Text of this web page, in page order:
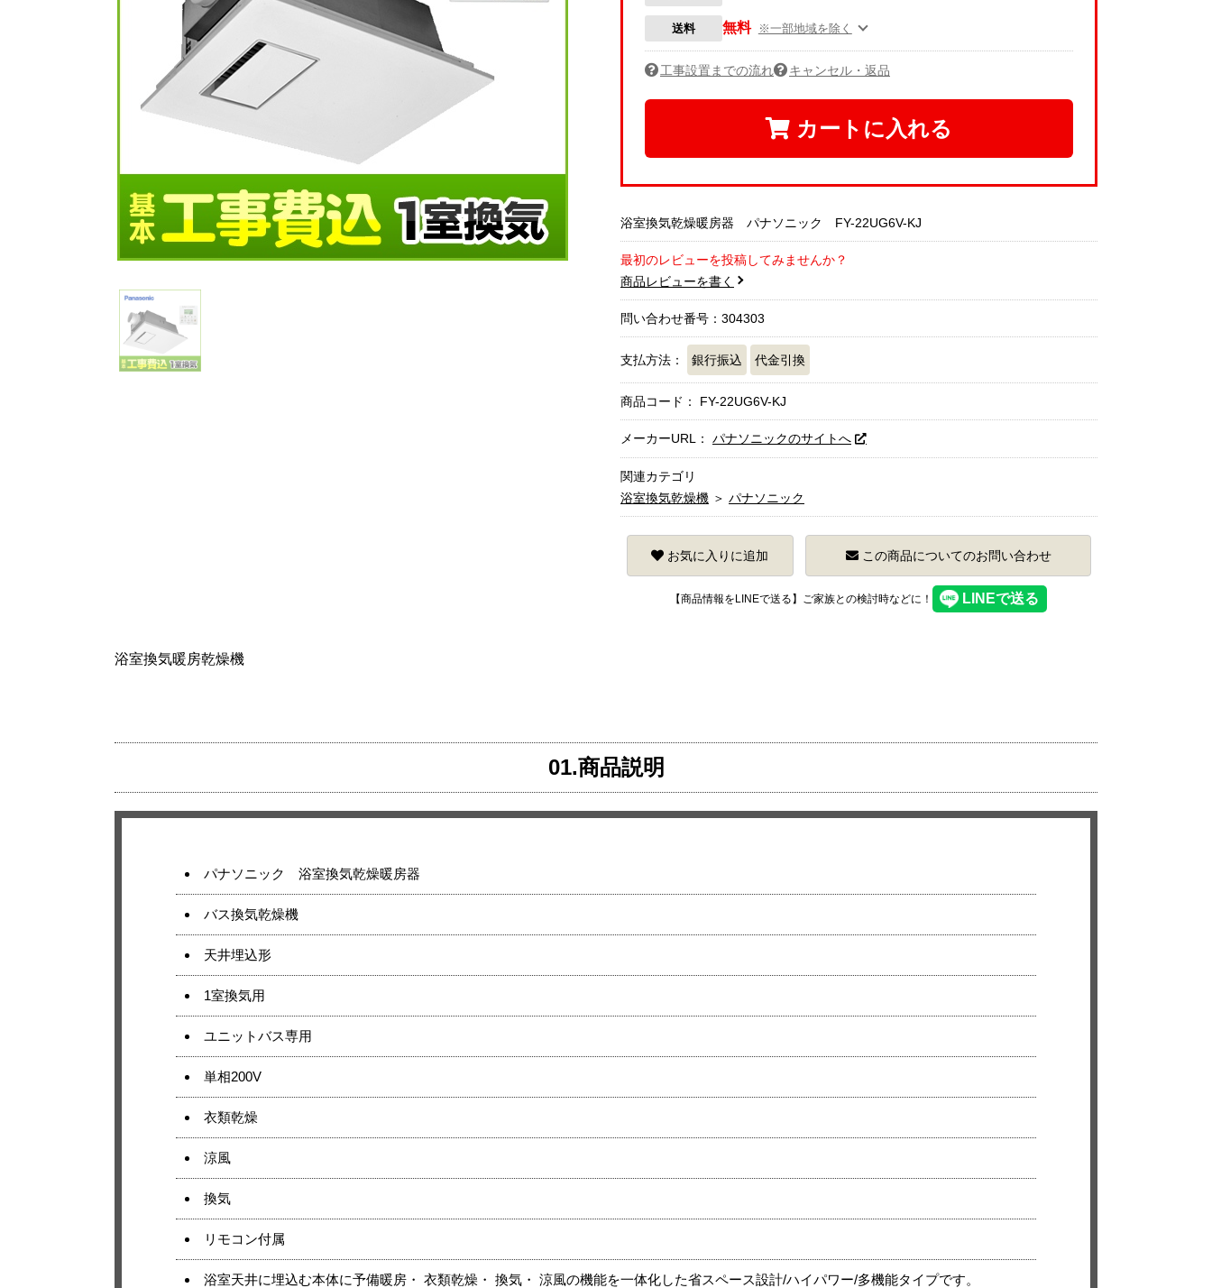
送料 無料 ※一部地域を除く
工事設置までの流れ キャンセル・返品
カートに入れる
浴室換気乾燥暖房器 パナソニック FY-22UG6V-KJ
最初のレビューを投稿してみませんか？
商品レビューを書く
問い合わせ番号：304303
支払方法： 銀行振込 代金引換
商品コード： FY-22UG6V-KJ
メーカーURL： パナソニックのサイトへ
関連カテゴリ
浴室換気乾燥機 ＞ パナソニック
お気に入りに追加 この商品についてのお問い合わせ
【商品情報をLINEで送る】ご家族との検討時などに！
浴室換気暖房乾燥機
01.商品説明
パナソニック 浴室換気乾燥暖房器
バス換気乾燥機
天井埋込形
1室換気用
ユニットバス専用
単相200V
衣類乾燥
涼風
換気
リモコン付属
浴室天井に埋込む本体に予備暖房・ 衣類乾燥・ 換気・ 涼風の機能を一体化した省スペース設計/ハイパワー/多機能タイプです。